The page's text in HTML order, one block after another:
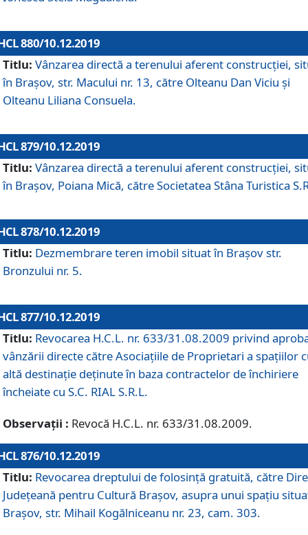
880/10.12.2019
Titlu: Vânzarea directă a terenului aferent construcției,
în Brașov, str. Macului nr. 13, către Olteanu Dan Viciu și
Olteanu Liliana Consuela.
879/10.12.2019
Titlu: Vânzarea directă a terenului aferent construcției,
în Brașov, Poiana Mică, către Societatea Stâna Turistica
878/10.12.2019
Titlu: Dezmembrare teren imobil situat în Brașov str.
Bronzului nr. 5.
877/10.12.2019
Titlu: Revocarea H.C.L. nr. 633/31.08.2009 privind
vânzării directe către Asociațiile de Proprietari a spațiilor
altă destinație deținute în baza contractelor de închiriere
încheiate cu S.C. RIAL S.R.L.
Observații : Revocă H.C.L. nr. 633/31.08.2009.
876/10.12.2019
Titlu: Revocarea dreptului de folosinţă gratuită, către
Judeţeană pentru Cultură Braşov, asupra unui spaţiu
Braşov, str. Mihail Kogălniceanu nr. 23, cam. 303.